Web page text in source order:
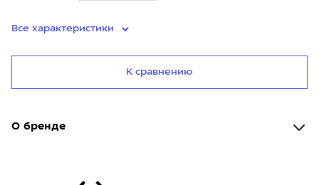
Все характеристики
К сравнению
О бренде